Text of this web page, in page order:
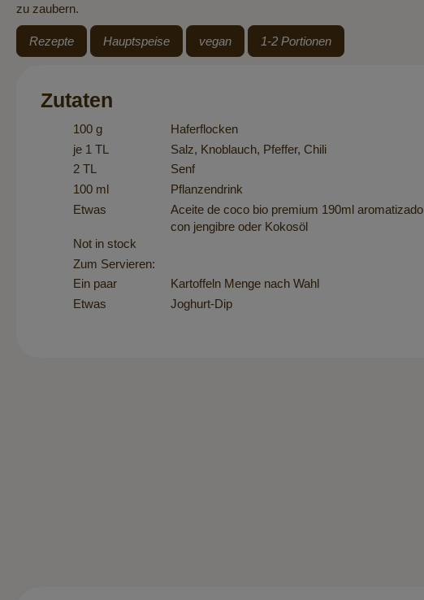
zu zaubern.
Rezepte Hauptspeise vegan 1-2 Portionen
Zutaten
100 g
Haferflocken
je 1 TL
Salz, Knoblauch, Pfeffer, Chili
2 TL
Senf
100 ml
Pflanzendrink
Etwas
Aceite de coco bio premium 190ml aromatizado
con jengibre oder Kokosöl
Not in stock
Zum Servieren:
Ein paar
Kartoffeln Menge nach Wahl
Etwas
Joghurt-Dip